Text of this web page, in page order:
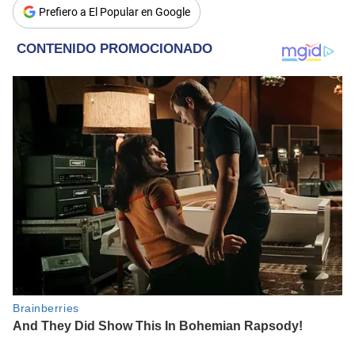
Prefiero a El Popular en Google